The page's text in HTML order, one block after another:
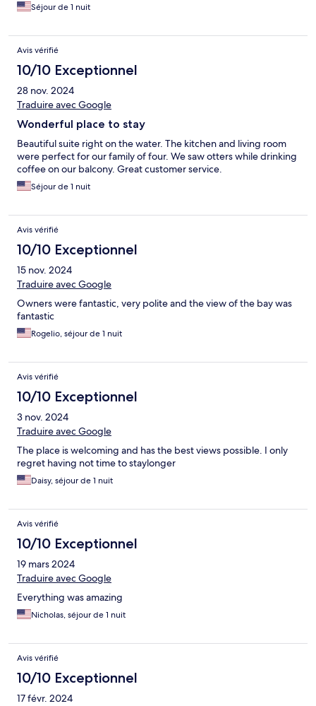
Séjour de 1 nuit
Avis vérifié
10/10 Exceptionnel
28 nov. 2024
Traduire avec Google
Wonderful place to stay
Beautiful suite right on the water. The kitchen and living room
were perfect for our family of four. We saw otters while drinking
coffee on our balcony. Great customer service.
Séjour de 1 nuit
Avis vérifié
10/10 Exceptionnel
15 nov. 2024
Traduire avec Google
Owners were fantastic, very polite and the view of the bay was
fantastic
Rogelio, séjour de 1 nuit
Avis vérifié
10/10 Exceptionnel
3 nov. 2024
Traduire avec Google
The place is welcoming and has the best views possible. I only
regret having not time to staylonger
Daisy, séjour de 1 nuit
Avis vérifié
10/10 Exceptionnel
19 mars 2024
Traduire avec Google
Everything was amazing
Nicholas, séjour de 1 nuit
Avis vérifié
10/10 Exceptionnel
17 févr. 2024